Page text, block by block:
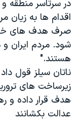
در سرتاسر منطقه
اقدام ها به زیان
صرف هدف های
شود. مردم ایران و
هستند."
ناتان سیلز قول
زیرساخت های
هدف قرار داده و
عدالت بکشانند